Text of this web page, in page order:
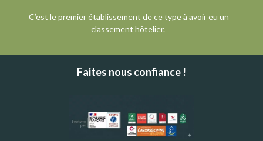
C’est le premier établissement de ce type à avoir eu un
classement hôtelier.
Faites nous confiance !